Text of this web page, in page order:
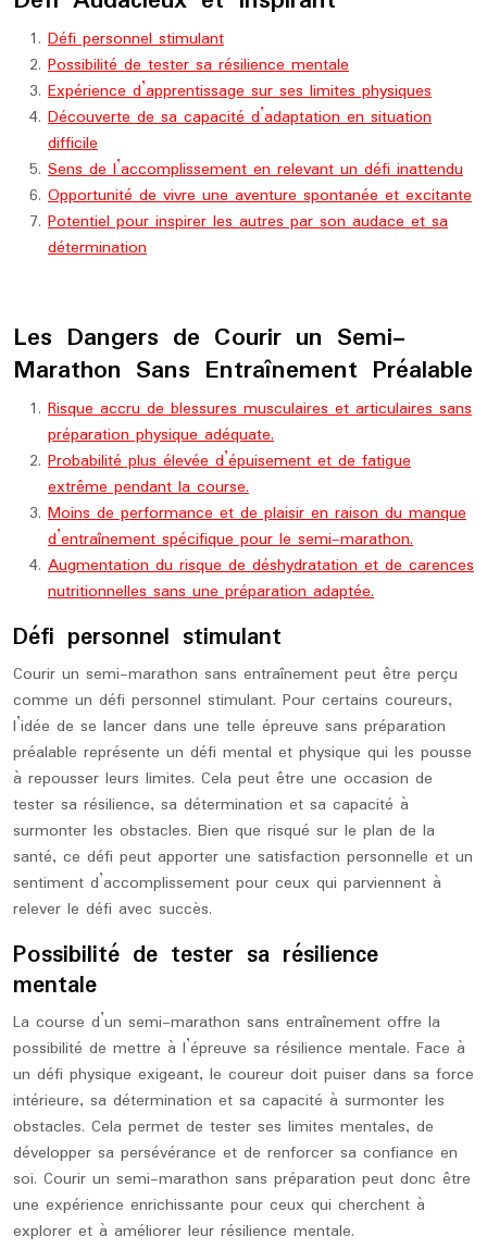
Défi personnel stimulant
Possibilité de tester sa résilience mentale
Expérience d’apprentissage sur ses limites physiques
Découverte de sa capacité d’adaptation en situation
difficile
Sens de l’accomplissement en relevant un défi inattendu
Opportunité de vivre une aventure spontanée et excitante
Potentiel pour inspirer les autres par son audace et sa
détermination
Les Dangers de Courir un Semi-
Marathon Sans Entraînement Préalable
Risque accru de blessures musculaires et articulaires sans
préparation physique adéquate.
Probabilité plus élevée d’épuisement et de fatigue
extrême pendant la course.
Moins de performance et de plaisir en raison du manque
d’entraînement spécifique pour le semi-marathon.
Augmentation du risque de déshydratation et de carences
nutritionnelles sans une préparation adaptée.
Défi personnel stimulant
Courir un semi-marathon sans entraînement peut être perçu
comme un défi personnel stimulant. Pour certains coureurs,
l’idée de se lancer dans une telle épreuve sans préparation
préalable représente un défi mental et physique qui les pousse
à repousser leurs limites. Cela peut être une occasion de
tester sa résilience, sa détermination et sa capacité à
surmonter les obstacles. Bien que risqué sur le plan de la
santé, ce défi peut apporter une satisfaction personnelle et un
sentiment d’accomplissement pour ceux qui parviennent à
relever le défi avec succès.
Possibilité de tester sa résilience
mentale
La course d’un semi-marathon sans entraînement offre la
possibilité de mettre à l’épreuve sa résilience mentale. Face à
un défi physique exigeant, le coureur doit puiser dans sa force
intérieure, sa détermination et sa capacité à surmonter les
obstacles. Cela permet de tester ses limites mentales, de
développer sa persévérance et de renforcer sa confiance en
soi. Courir un semi-marathon sans préparation peut donc être
une expérience enrichissante pour ceux qui cherchent à
explorer et à améliorer leur résilience mentale.